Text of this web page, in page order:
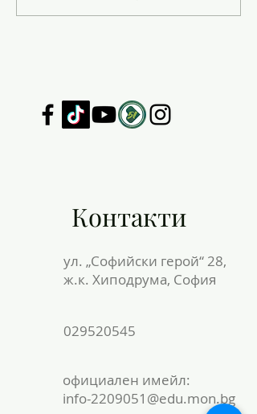
Контакти
ул. „Софийски герой“ 28,
ж.к. Хиподрума, София
029520545
официален имейл:
info-2209051@edu.mon.bg